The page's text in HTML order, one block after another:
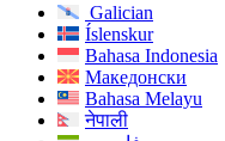
Galician
Íslenskur
Bahasa Indonesia
Македонски
Bahasa Melayu
नेपाली